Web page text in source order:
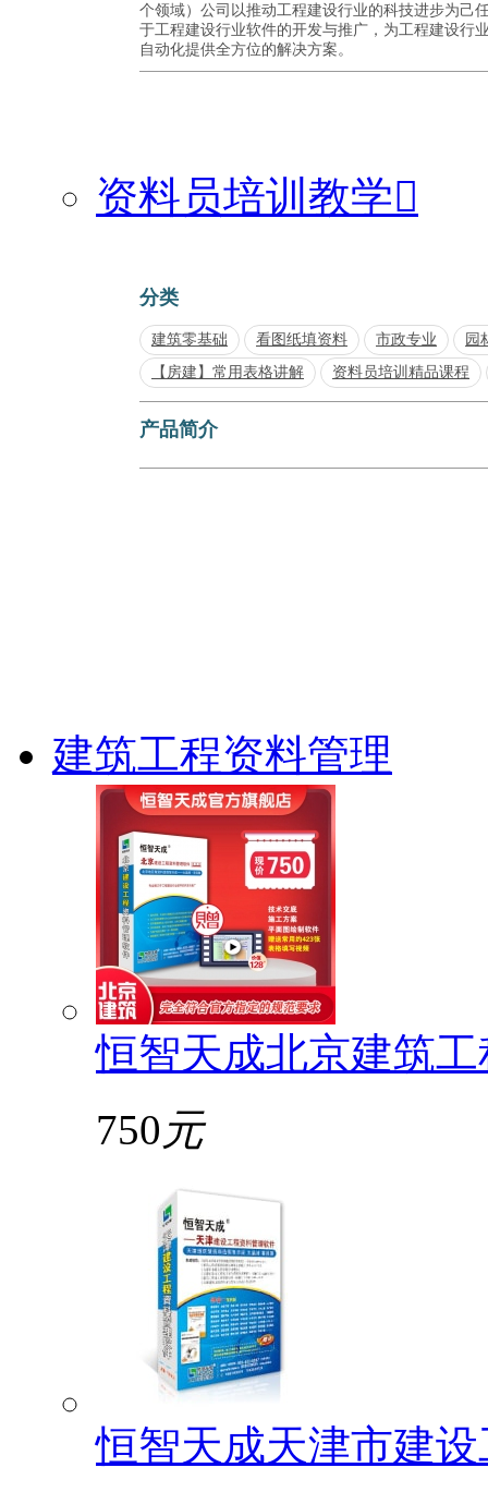
个领域）公司以推动工程建设行业的科技进步为己
于工程建设行业软件的开发与推广，为工程建设行
自动化提供全方位的解决方案。
资料员培训教学
分类
建筑零基础 看图纸填资料 市政专业
园
【房建】常用表格讲解
资料员培训精品课程
产品简介
建筑工程资料管理
恒智天成北京建筑
750 元
恒智天成天津市建